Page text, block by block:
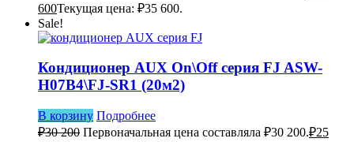
600Текущая цена: ₽35 600.
Sale!
Кондиционер AUX On\Off серия FJ ASW-
H07B4\FJ-SR1 (20м2)
В корзину Подробнее
₽30 200 Первоначальная цена составляла ₽30 200.₽25